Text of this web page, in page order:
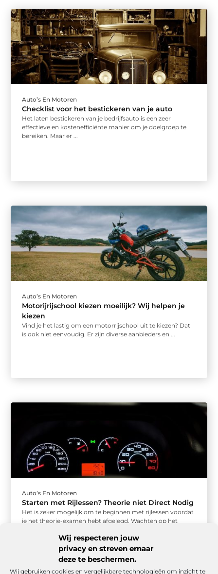
Wij respecteren jouw
privacy en streven ernaar
deze te beschermen.
Wij gebruiken cookies en vergelijkbare technologieën om inzicht te
Auto’s En Motoren
Checklist voor het bestickeren van je auto
Het laten bestickeren van je bedrijfsauto is een zeer
effectieve en kostenefficiënte manier om je doelgroep te
bereiken. Maar er ...
Auto’s En Motoren
Motorijrijschool kiezen moeilijk? Wij helpen je
kiezen
Vind je het lastig om een motorrijschool uit te kiezen? Dat
is ook niet eenvoudig. Er zijn diverse aanbieders en ...
Auto’s En Motoren
Starten met Rijlessen? Theorie niet Direct Nodig
Het is zeker mogelijk om te beginnen met rijlessen voordat
je het theorie-examen hebt afgelegd. Wachten op het